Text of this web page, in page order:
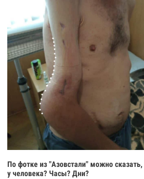
По фотке из "Азовстали" можно
у человека? Часы? Дни?